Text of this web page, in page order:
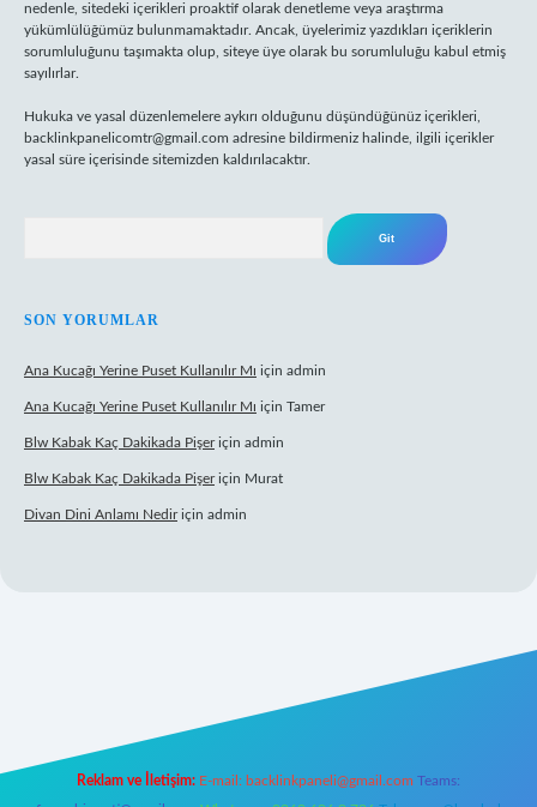
nedenle, sitedeki içerikleri proaktif olarak denetleme veya araştırma
yükümlülüğümüz bulunmamaktadır. Ancak, üyelerimiz yazdıkları içeriklerin
sorumluluğunu taşımakta olup, siteye üye olarak bu sorumluluğu kabul etmiş
sayılırlar.
Hukuka ve yasal düzenlemelere aykırı olduğunu düşündüğünüz içerikleri,
backlinkpanelicomtr@gmail.com adresine bildirmeniz halinde, ilgili içerikler
yasal süre içerisinde sitemizden kaldırılacaktır.
SON YORUMLAR
Ana Kucağı Yerine Puset Kullanılır Mı için admin
Ana Kucağı Yerine Puset Kullanılır Mı için Tamer
Blw Kabak Kaç Dakikada Pişeriçin admin
Blw Kabak Kaç Dakikada Pişeriçin Murat
Divan Dini Anlamı Nediriçin admin
Reklam ve İletişim: E-mail: backlinkpaneli@gmail.com Teams: